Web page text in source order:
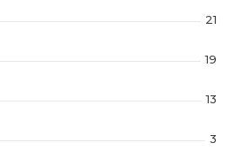
21
19
13
3